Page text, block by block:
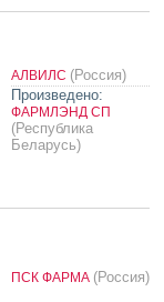
АЛВИЛС (Россия)
Произведено:
ФАРМЛЭНД СП
(Республика
Беларусь)
ПСК ФАРМА (Россия)